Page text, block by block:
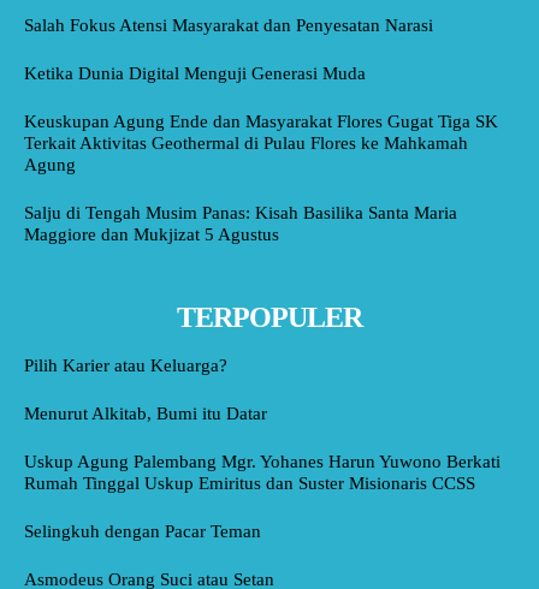
Salah Fokus Atensi Masyarakat dan Penyesatan Narasi
Ketika Dunia Digital Menguji Generasi Muda
Keuskupan Agung Ende dan Masyarakat Flores Gugat Tiga SK
Terkait Aktivitas Geothermal di Pulau Flores ke Mahkamah
Agung
Salju di Tengah Musim Panas: Kisah Basilika Santa Maria
Maggiore dan Mukjizat 5 Agustus
TERPOPULER
Pilih Karier atau Keluarga?
Menurut Alkitab, Bumi itu Datar
Uskup Agung Palembang Mgr. Yohanes Harun Yuwono Berkati
Rumah Tinggal Uskup Emiritus dan Suster Misionaris CCSS
Selingkuh dengan Pacar Teman
Asmodeus Orang Suci atau Setan